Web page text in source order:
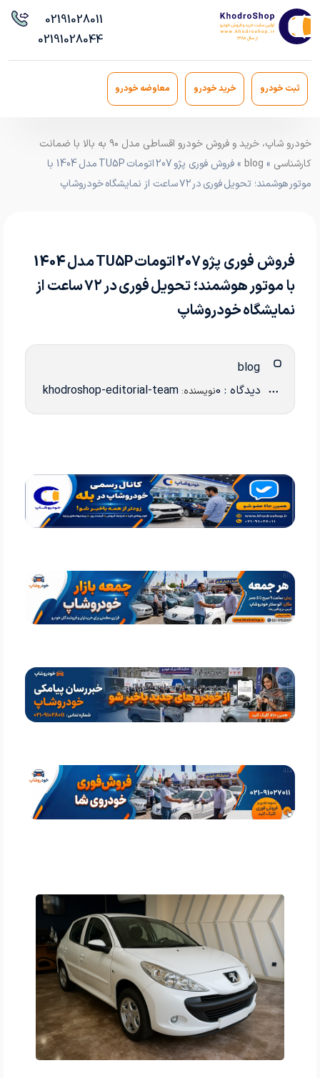
02191028011
02191028044
ثبت خودرو خرید خودرو معاوضه خودرو
خودرو شاپ، خرید و فروش خودرو اقساطی مدل ۹۰ به بالا با ضمانت
کارشناسی »
blog
» فروش فوری پژو 207 اتومات TU5P مدل 1404 با
موتور هوشمند؛ تحویل فوری در ۷۲ ساعت از نمایشگاه خودروشاپ
فروش فوری پژو 207 اتومات TU5P مدل 1404
با موتور هوشمند؛ تحویل فوری در ۷۲ ساعت از
نمایشگاه خودروشاپ
دیدگاه : 0 نویسنده: khodroshop-editorial-team